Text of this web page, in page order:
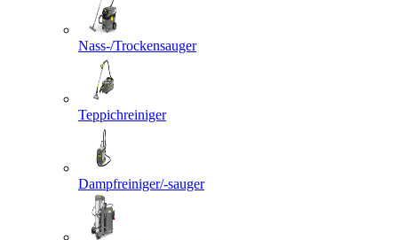
Nass-/Trockensauger
Teppichreiniger
Dampfreiniger/-sauger